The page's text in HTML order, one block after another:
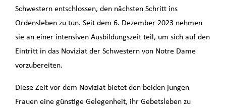
Schwestern entschlossen, den nächsten Schritt ins
Ordensleben zu tun. Seit dem 6. Dezember 2023 nehmen
sie an einer intensiven Ausbildungszeit teil, um sich auf den
Eintritt in das Noviziat der Schwestern von Notre Dame
vorzubereiten.
Diese Zeit vor dem Noviziat bietet den beiden jungen
Frauen eine günstige Gelegenheit, ihr Gebetsleben zu